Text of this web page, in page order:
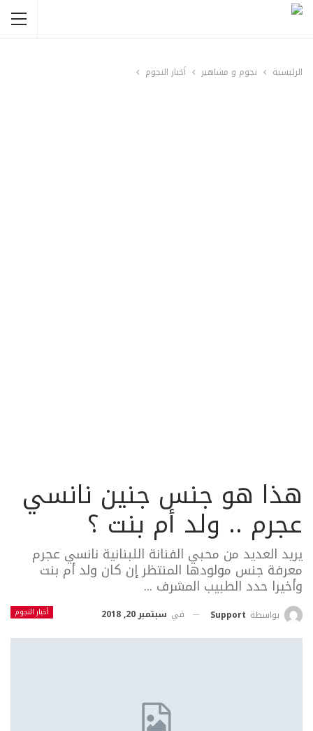
الرئيسية نجوم و مشاهير أخبار النجوم
هذا هو جنس جنين نانسي
عجرم .. ولد أم بنت ؟
يريد العديد من محبي الفنانة اللبنانية نانسي عجرم
معرفة جنس مولودها المنتظر إن كان ولد أم بنت
وأخيرا حدد الطبيب المشرف ...
أخبار النجوم بواسطة Support في سبتمبر 20, 2018